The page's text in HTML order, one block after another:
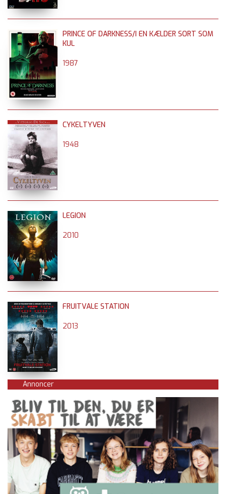
PRINCE OF DARKNESS/I EN KÆLDER SORT SOM
KUL
1987
CYKELTYVEN
1948
LEGION
2010
FRUITVALE STATION
2013
Annoncer